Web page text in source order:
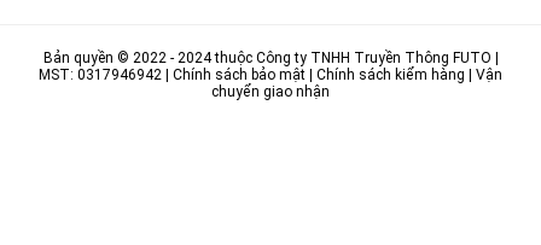
Bản quyền © 2022 - 2024 thuộc Công ty TNHH Truyền Thông FUTO |
MST: 0317946942 | Chính sách bảo mật | Chính sách kiểm hàng | Vận
chuyển giao nhận